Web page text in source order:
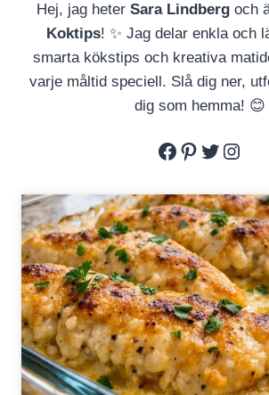
Hej, jag heter Sara Lindberg och
Koktips! ✨ Jag delar enkla och
smarta kökstips och kreativa
varje måltid speciell. Slå dig ner,
dig som hemma! 😊
Facebook
Pinterest
Twitter